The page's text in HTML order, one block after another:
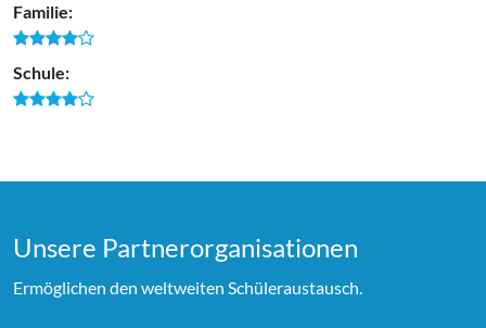
Familie:
Schule:
Unsere Partner­organi­sationen
Ermöglichen den weltweiten Schüleraustausch.